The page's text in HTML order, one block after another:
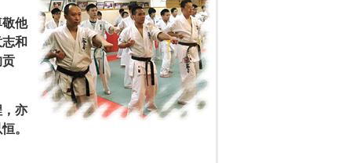
他
和
贡
，亦
。